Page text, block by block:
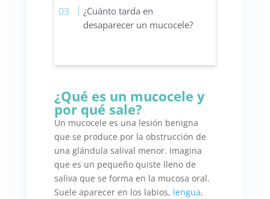
¿Cuánto tarda en
desaparecer un mucocele?
¿Qué es un mucocele y
por qué sale?
Un mucocele es una lesión benigna
que se produce por la obstrucción de
una glándula salival menor. Imagina
que es un pequeño quiste lleno de
saliva que se forma en la mucosa oral.
Suele aparecer en los labios, lengua,